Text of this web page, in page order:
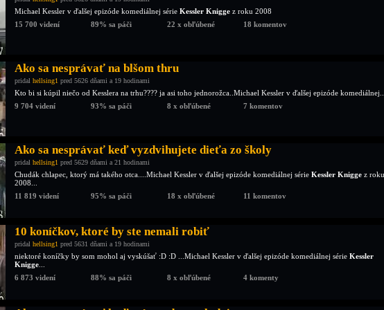
Michael Kessler v ďalšej epizóde komediálnej série Kessler Knigge z roku 2008
15 700 videní
89% sa páči 22 x obľúbené 18 komentov
Ako sa nesprávať na blšom thru
pridal hellsing1 pred 5626 dňami a 19 hodinami
Kto bi si kúpil niečo od Kesslera na trhu???? ja asi toho jednorožca..Michael Kessler v ďalšej epizóde
9 704 videní
93% sa páči 8 x obľúbené 7 komentov
Ako sa nesprávať keď vyzdvihujete dieťa zo školy
pridal hellsing1 pred 5629 dňami a 21 hodinami
Chudák chlapec, ktorý má takého otca....Michael Kessler v ďalšej epizóde komediálnej série Kessler Knigge z roku
2008...
11 819 videní
95% sa páči 18 x obľúbené 11 komentov
10 koníčkov, ktoré by ste nemali robiť
pridal hellsing1 pred 5631 dňami a 19 hodinami
niektoré koníčky by som mohol aj vyskúšať :D :D ...Michael Kessler v ďalšej epizóde komediálnej série Kessler
Knigge
6 873 videní
88% sa páči 8 x obľúbené 4 komenty